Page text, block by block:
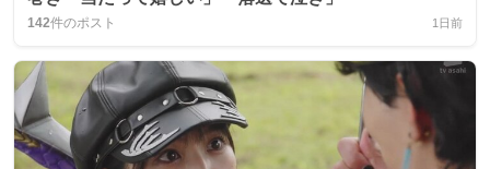
142件のポスト 1日前